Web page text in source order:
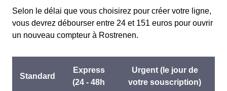
Selon le délai que vous choisirez pour créer votre ligne,
vous devrez débourser entre 24 et 151 euros pour ouvrir
un nouveau compteur à Rostrenen.